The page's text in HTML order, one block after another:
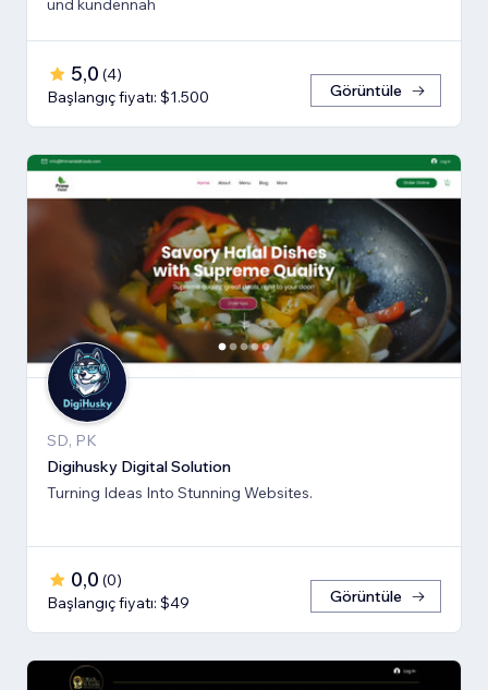
und kundennah
5,0 (4)
Başlangıç fiyatı: $1.500
Görüntüle
SD, PK
Digihusky Digital Solution
Turning Ideas Into Stunning Websites.
0,0 (0)
Başlangıç fiyatı: $49
Görüntüle